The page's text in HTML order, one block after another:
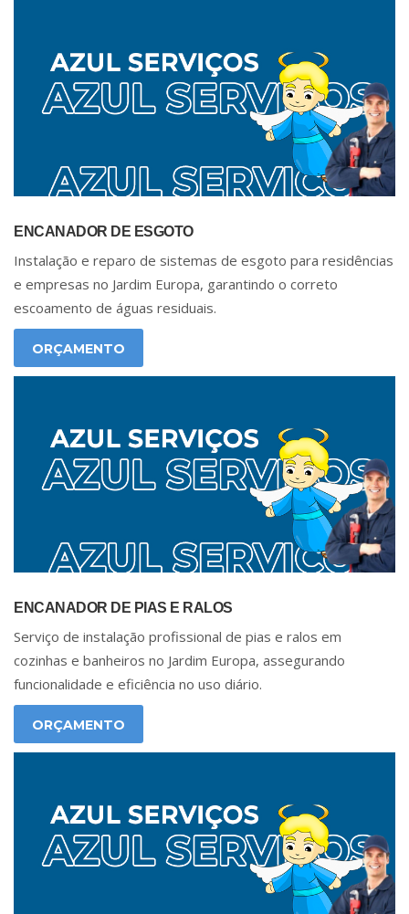
ENCANADOR DE ESGOTO
Instalação e reparo de sistemas de esgoto para residências
e empresas no Jardim Europa, garantindo o correto
escoamento de águas residuais.
ORÇAMENTO
ENCANADOR DE PIAS E RALOS
Serviço de instalação profissional de pias e ralos em
cozinhas e banheiros no Jardim Europa, assegurando
funcionalidade e eficiência no uso diário.
ORÇAMENTO